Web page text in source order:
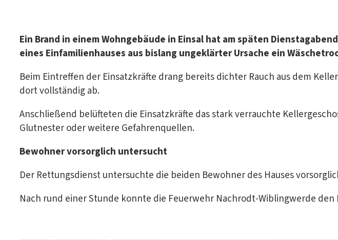
Ein Brand in einem Wohngebäude in Einsal hat am späten
eines Einfamilienhauses aus bislang ungeklärter Ursache ein
Beim Eintreffen der Einsatzkräfte drang bereits dichter Rauch aus dem
dort vollständig ab.
Anschließend belüfteten die Einsatzkräfte das stark verrauchte
Glutnester oder weitere Gefahrenquellen.
Bewohner vorsorglich untersucht
Der Rettungsdienst untersuchte die beiden Bewohner des Hauses
Nach rund einer Stunde konnte die Feuerwehr Nachrodt-Wiblingwerde